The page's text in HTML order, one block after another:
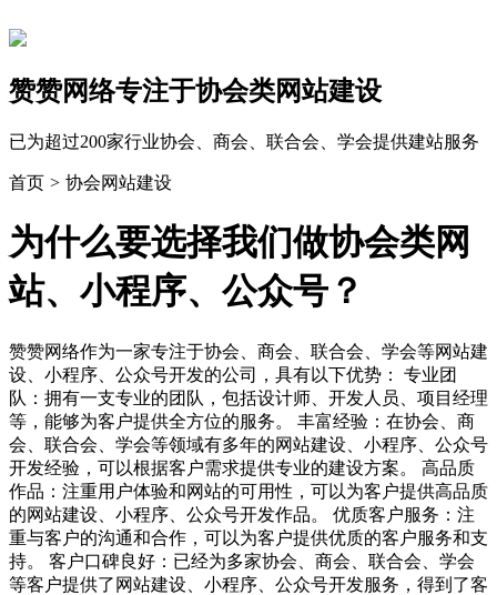
赞赞网络专注于协会类网站建设
已为超过200家行业协会、商会、联合会、学会提供建站服务
首页 > 协会网站建设
为什么要选择我们做协会类网
站、小程序、公众号？
赞赞网络作为一家专注于协会、商会、联合会、学会等网站建
设、小程序、公众号开发的公司，具有以下优势： 专业团
队：拥有一支专业的团队，包括设计师、开发人员、项目经理
等，能够为客户提供全方位的服务。 丰富经验：在协会、商
会、联合会、学会等领域有多年的网站建设、小程序、公众号
开发经验，可以根据客户需求提供专业的建设方案。 高品质
作品：注重用户体验和网站的可用性，可以为客户提供高品质
的网站建设、小程序、公众号开发作品。 优质客户服务：注
重与客户的沟通和合作，可以为客户提供优质的客户服务和支
持。 客户口碑良好：已经为多家协会、商会、联合会、学会
等客户提供了网站建设、小程序、公众号开发服务，得到了客